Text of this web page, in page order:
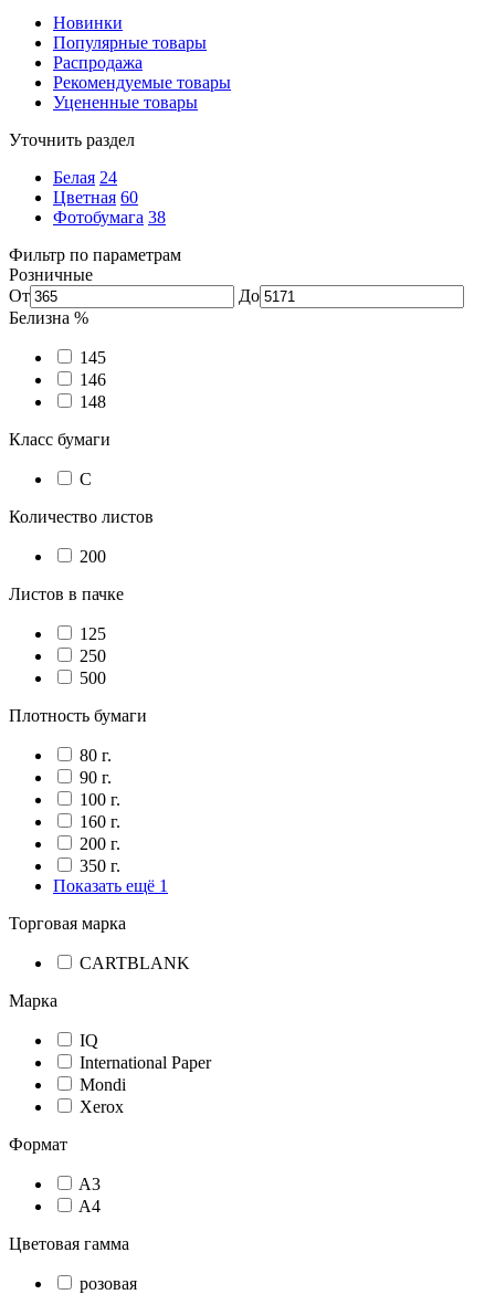
Новинки
Популярные товары
Распродажа
Рекомендуемые товары
Уцененные товары
Уточнить раздел
Белая 24
Цветная 60
Фотобумага 38
Фильтр по параметрам
Розничные
От
До
Белизна %
145
146
148
Класс бумаги
C
Количество листов
200
Листов в пачке
125
250
500
Плотность бумаги
80 г.
90 г.
100 г.
160 г.
200 г.
350 г.
Показать ещё 1
Торговая марка
CARTBLANK
Марка
IQ
International Paper
Mondi
Xerox
Формат
A3
A4
Цветовая гамма
розовая